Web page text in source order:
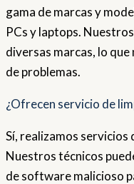
gama de marcas y
PCs y laptops.
diversas marcas, lo
de problemas.
¿Ofrecen servicio de
Sí, realizamos servicios
Nuestros técnicos
de software malicioso